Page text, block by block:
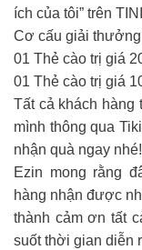
ích của tôi” trên
Cơ cấu giải
01 Thẻ cào trị giá
01 Thẻ cào trị giá
Tất cả khách
mình thông qua
nhận quà ngay nhé!
Ezin mong rằng
hàng nhận được
thành cảm ơn tất
suốt thời gian diễn